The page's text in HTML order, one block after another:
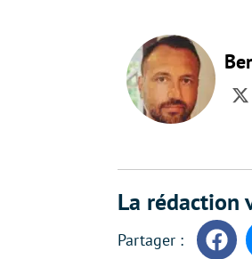
La rédaction